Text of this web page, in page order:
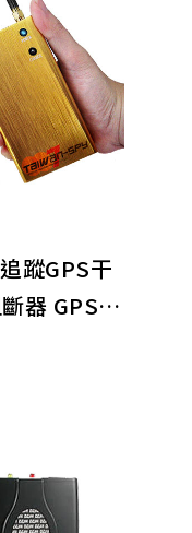
蹤GPS干
器 GPS阻